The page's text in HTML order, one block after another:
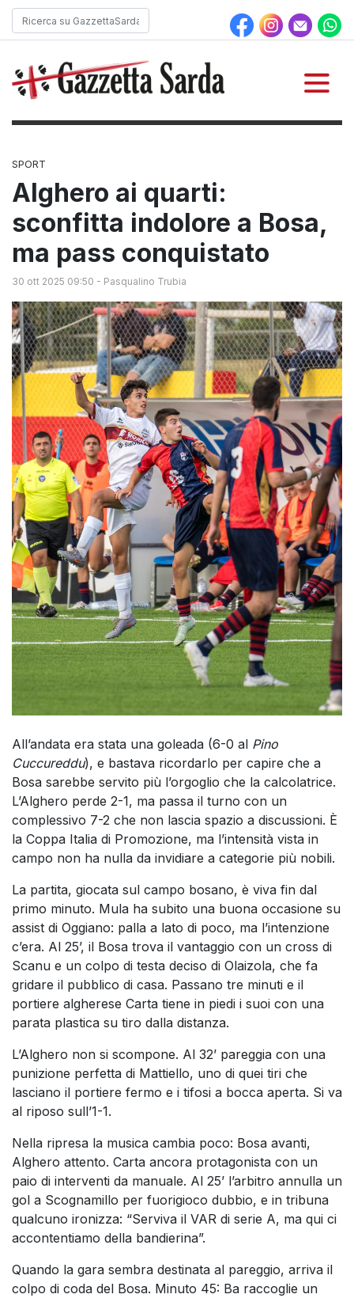
SPORT
Alghero ai quarti:
sconfitta indolore a Bosa,
ma pass conquistato
30 ott 2025 09:50 - Pasqualino Trubia
All’andata era stata una goleada (6-0 al Pino
Cuccureddu), e bastava ricordarlo per capire che a
Bosa sarebbe servito più l’orgoglio che la calcolatrice.
L’Alghero perde 2-1, ma passa il turno con un
complessivo 7-2 che non lascia spazio a discussioni. È
la Coppa Italia di Promozione, ma l’intensità vista in
campo non ha nulla da invidiare a categorie più nobili.
La partita, giocata sul campo bosano, è viva fin dal
primo minuto. Mula ha subito una buona occasione su
assist di Oggiano: palla a lato di poco, ma l’intenzione
c’era. Al 25’, il Bosa trova il vantaggio con un cross di
Scanu e un colpo di testa deciso di Olaizola, che fa
gridare il pubblico di casa. Passano tre minuti e il
portiere algherese Carta tiene in piedi i suoi con una
parata plastica su tiro dalla distanza.
L’Alghero non si scompone. Al 32’ pareggia con una
punizione perfetta di Mattiello, uno di quei tiri che
lasciano il portiere fermo e i tifosi a bocca aperta. Si va
al riposo sull’1-1.
Nella ripresa la musica cambia poco: Bosa avanti,
Alghero attento. Carta ancora protagonista con un
paio di interventi da manuale. Al 25’ l’arbitro annulla un
gol a Scognamillo per fuorigioco dubbio, e in tribuna
qualcuno ironizza: “Serviva il VAR di serie A, ma qui ci
accontentiamo della bandierina”.
Quando la gara sembra destinata al pareggio, arriva il
colpo di coda del Bosa. Minuto 45: Ba raccoglie un